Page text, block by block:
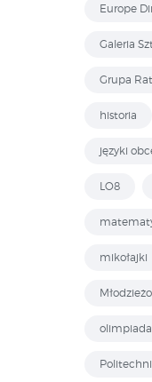
Europe
Galeria
Grupa
historia
języki
LO8
mikołajki
olimpiada